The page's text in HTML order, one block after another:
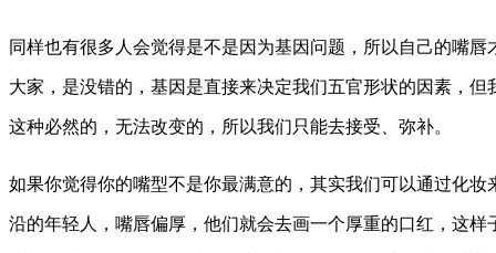
同样也有很多人会觉得是不是因为基因问题，所以自己的嘴
大家，是没错的，基因是直接来决定我们五官形状的因素，但
这种必然的，无法改变的，所以我们只能去接受、弥补。
如果你觉得你的嘴型不是你最满意的，其实我们可以通过化妆
沿的年轻人，嘴唇偏厚，他们就会去画一个厚重的口红，这样